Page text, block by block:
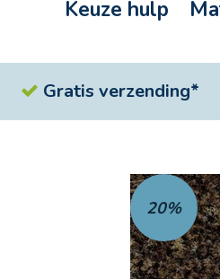
Keuze hulp
Gratis verzending*
Ga
naar
het
einde
van
de
afbeeldingen-
20%